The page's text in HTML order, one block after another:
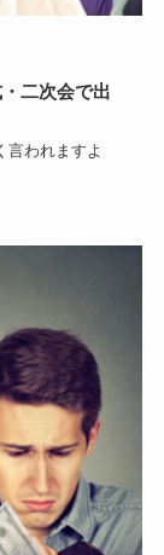
二次会で出
言われますよ
たというカッ…